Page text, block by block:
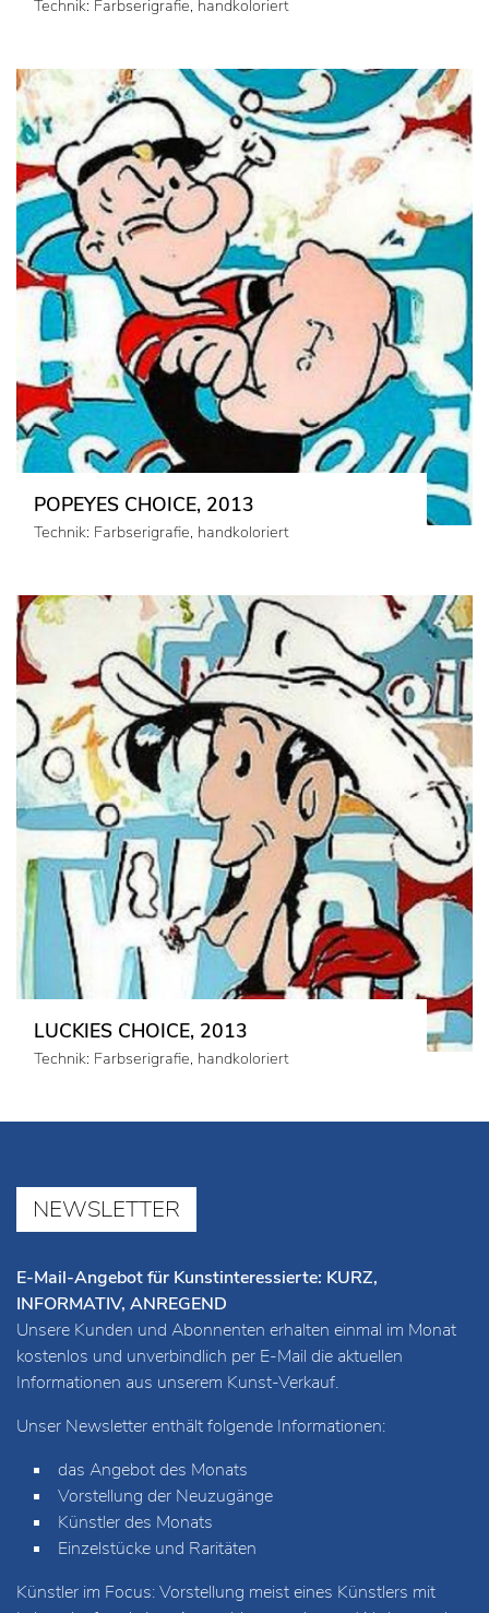
Technik: Farbserigrafie, handkoloriert
POPEYES CHOICE, 2013
Technik: Farbserigrafie, handkoloriert
LUCKIES CHOICE, 2013
Technik: Farbserigrafie, handkoloriert
NEWSLETTER
E-Mail-Angebot für Kunstinteressierte: KURZ,
INFORMATIV, ANREGEND
Unsere Kunden und Abonnenten erhalten einmal im Monat
kostenlos und unverbindlich per E-Mail die aktuellen
Informationen aus unserem Kunst-Verkauf.
Unser Newsletter enthält folgende Informationen:
das Angebot des Monats
Vorstellung der Neuzugänge
Künstler des Monats
Einzelstücke und Raritäten
Künstler im Focus: Vorstellung meist eines Künstlers mit